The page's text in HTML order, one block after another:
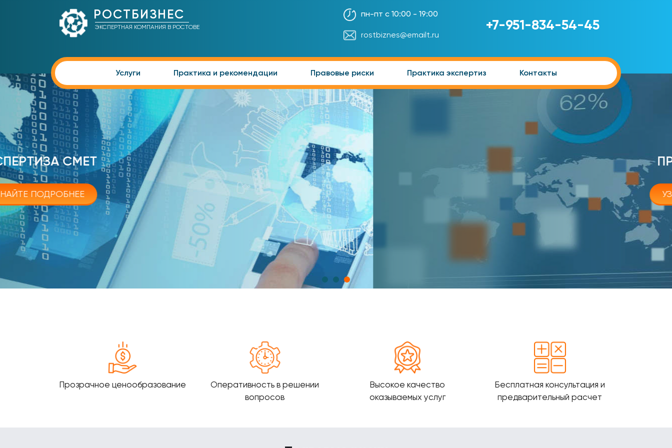
РОСТБИЗНЕС
ЭКСПЕРТНАЯ КОМПАНИЯ В РОСТОВЕ
пн-пт с 10:00 - 19:00
rostbiznes@emailt.ru
+7-951-834-54-45
Услуги Практика и рекомендации Правовые риски Практика экспертиз Контакты
ПРОВЕРКА СМЕТ
УЗНАЙТЕ ПОДРОБНЕЕ
Прозрачное ценообразование
Оперативность в решении
вопросов
Высокое качество
оказываемых услуг
Бесплатная консультация и
предварительный расчет